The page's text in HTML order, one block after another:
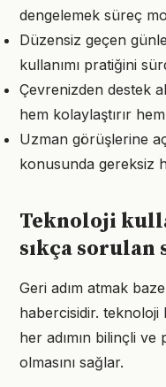
dengelemek süreç
Düzensiz geçen
kullanımı pratiğini
Çevrenizden destek
hem kolaylaştırır
Uzman görüşlerine
konusunda gereksiz
Teknoloji
sıkça sorulan
Geri adım atmak
habercisidir. teknoloji
her adımın bilinçli ve
olmasını sağlar.